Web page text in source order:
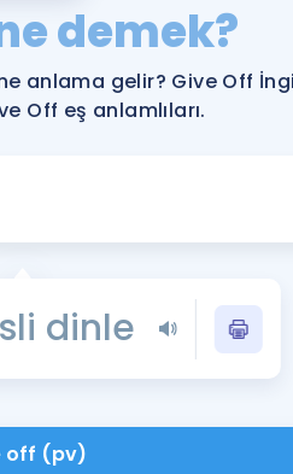
YDS ve YÖKDİL
Rehberlik Aracı
YDS ve YÖKDİL'e
Tüm ÖSYM
YDS - YÖKDİL
İngilizce Gramer
demek?
anlama gelir? Give Off
Off eş anlamlıları.
dinle
off (pv)